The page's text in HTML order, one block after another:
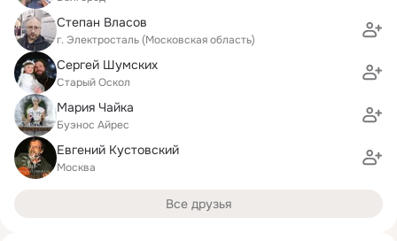
Степан Власов
г. Электросталь (Московская область)
Сергей Шумских
Старый Оскол
Мария Чайка
Буэнос Айрес
Евгений Кустовский
Москва
Все друзья